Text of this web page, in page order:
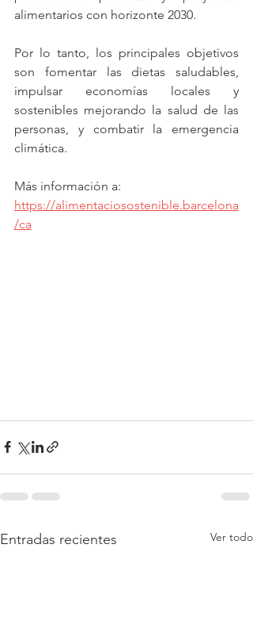
alimentarios con horizonte 2030.
Por lo tanto, los principales objetivos
son fomentar las dietas saludables,
impulsar economías locales y
sostenibles mejorando la salud de las
personas, y combatir la emergencia
climática.
Más información a:
https://alimentaciosostenible.barcelona
/ca
Entradas recientes Ver todo